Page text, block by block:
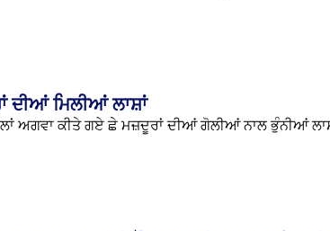
ਦੀਆਂ ਮਿਲੀਆਂ ਲਾਸ਼ਾਂ
ਅਗਵਾ ਕੀਤੇ ਗਏ ਛੇ ਮਜ਼ਦੂਰਾਂ ਦੀਆਂ ਗੋਲੀਆਂ ਨਾਲ ਭੁੰਨੀਆਂ